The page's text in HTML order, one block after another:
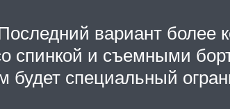
вариант более
спинкой и съемными
специальный